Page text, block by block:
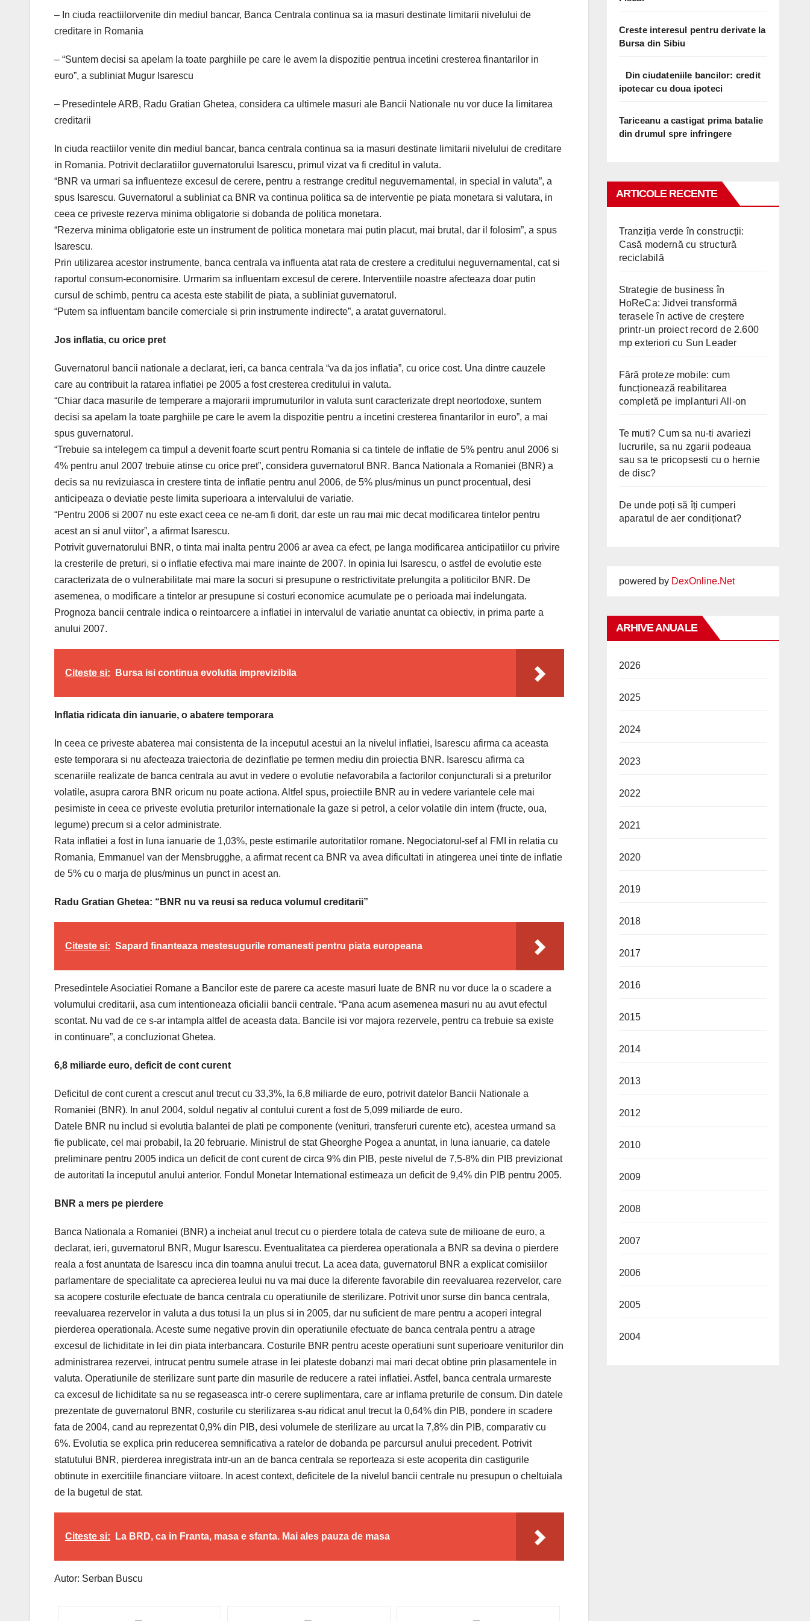
– In ciuda reactiilorvenite din mediul bancar, Banca Centrala continua sa ia masuri destinate limitarii nivelului de
creditare in Romania
– “Suntem decisi sa apelam la toate parghiile pe care le avem la dispozitie pentrua incetini cresterea finantarilor in
euro”, a subliniat Mugur Isarescu
– Presedintele ARB, Radu Gratian Ghetea, considera ca ultimele masuri ale Bancii Nationale nu vor duce la limitarea
creditarii
In ciuda reactiilor venite din mediul bancar, banca centrala continua sa ia masuri destinate limitarii nivelului de creditare
in Romania. Potrivit declaratiilor guvernatorului Isarescu, primul vizat va fi creditul in valuta.
“BNR va urmari sa influenteze excesul de cerere, pentru a restrange creditul neguvernamental, in special in valuta”, a
spus Isarescu. Guvernatorul a subliniat ca BNR va continua politica sa de interventie pe piata monetara si valutara, in
ceea ce priveste rezerva minima obligatorie si dobanda de politica monetara.
“Rezerva minima obligatorie este un instrument de politica monetara mai putin placut, mai brutal, dar il folosim”, a spus
Isarescu.
Prin utilizarea acestor instrumente, banca centrala va influenta atat rata de crestere a creditului neguvernamental, cat si
raportul consum-economisire. Urmarim sa influentam excesul de cerere. Interventiile noastre afecteaza doar putin
cursul de schimb, pentru ca acesta este stabilit de piata, a subliniat guvernatorul.
“Putem sa influentam bancile comerciale si prin instrumente indirecte”, a aratat guvernatorul.
Jos inflatia, cu orice pret
Guvernatorul bancii nationale a declarat, ieri, ca banca centrala “va da jos inflatia”, cu orice cost. Una dintre cauzele
care au contribuit la ratarea inflatiei pe 2005 a fost cresterea creditului in valuta.
“Chiar daca masurile de temperare a majorarii imprumuturilor in valuta sunt caracterizate drept neortodoxe, suntem
decisi sa apelam la toate parghiile pe care le avem la dispozitie pentru a incetini cresterea finantarilor in euro”, a mai
spus guvernatorul.
“Trebuie sa intelegem ca timpul a devenit foarte scurt pentru Romania si ca tintele de inflatie de 5% pentru anul 2006 si
4% pentru anul 2007 trebuie atinse cu orice pret”, considera guvernatorul BNR. Banca Nationala a Romaniei (BNR) a
decis sa nu revizuiasca in crestere tinta de inflatie pentru anul 2006, de 5% plus/minus un punct procentual, desi
anticipeaza o deviatie peste limita superioara a intervalului de variatie.
“Pentru 2006 si 2007 nu este exact ceea ce ne-am fi dorit, dar este un rau mai mic decat modificarea tintelor pentru
acest an si anul viitor”, a afirmat Isarescu.
Potrivit guvernatorului BNR, o tinta mai inalta pentru 2006 ar avea ca efect, pe langa modificarea anticipatiilor cu privire
la cresterile de preturi, si o inflatie efectiva mai mare inainte de 2007. In opinia lui Isarescu, o astfel de evolutie este
caracterizata de o vulnerabilitate mai mare la socuri si presupune o restrictivitate prelungita a politicilor BNR. De
asemenea, o modificare a tintelor ar presupune si costuri economice acumulate pe o perioada mai indelungata.
Prognoza bancii centrale indica o reintoarcere a inflatiei in intervalul de variatie anuntat ca obiectiv, in prima parte a
anului 2007.
Citeste si: Bursa isi continua evolutia imprevizibila
Inflatia ridicata din ianuarie, o abatere temporara
In ceea ce priveste abaterea mai consistenta de la inceputul acestui an la nivelul inflatiei, Isarescu afirma ca aceasta
este temporara si nu afecteaza traiectoria de dezinflatie pe termen mediu din proiectia BNR. Isarescu afirma ca
scenariile realizate de banca centrala au avut in vedere o evolutie nefavorabila a factorilor conjuncturali si a preturilor
volatile, asupra carora BNR oricum nu poate actiona. Altfel spus, proiectiile BNR au in vedere variantele cele mai
pesimiste in ceea ce priveste evolutia preturilor internationale la gaze si petrol, a celor volatile din intern (fructe, oua,
legume) precum si a celor administrate.
Rata inflatiei a fost in luna ianuarie de 1,03%, peste estimarile autoritatilor romane. Negociatorul-sef al FMI in relatia cu
Romania, Emmanuel van der Mensbrugghe, a afirmat recent ca BNR va avea dificultati in atingerea unei tinte de inflatie
de 5% cu o marja de plus/minus un punct in acest an.
Radu Gratian Ghetea: “BNR nu va reusi sa reduca volumul creditarii”
Citeste si: Sapard finanteaza mestesugurile romanesti pentru piata europeana
Presedintele Asociatiei Romane a Bancilor este de parere ca aceste masuri luate de BNR nu vor duce la o scadere a
volumului creditarii, asa cum intentioneaza oficialii bancii centrale. “Pana acum asemenea masuri nu au avut efectul
scontat. Nu vad de ce s-ar intampla altfel de aceasta data. Bancile isi vor majora rezervele, pentru ca trebuie sa existe
in continuare”, a concluzionat Ghetea.
6,8 miliarde euro, deficit de cont curent
Deficitul de cont curent a crescut anul trecut cu 33,3%, la 6,8 miliarde de euro, potrivit datelor Bancii Nationale a
Romaniei (BNR). In anul 2004, soldul negativ al contului curent a fost de 5,099 miliarde de euro.
Datele BNR nu includ si evolutia balantei de plati pe componente (venituri, transferuri curente etc), acestea urmand sa
fie publicate, cel mai probabil, la 20 februarie. Ministrul de stat Gheorghe Pogea a anuntat, in luna ianuarie, ca datele
preliminare pentru 2005 indica un deficit de cont curent de circa 9% din PIB, peste nivelul de 7,5-8% din PIB previzionat
de autoritati la inceputul anului anterior. Fondul Monetar International estimeaza un deficit de 9,4% din PIB pentru 2005.
BNR a mers pe pierdere
Banca Nationala a Romaniei (BNR) a incheiat anul trecut cu o pierdere totala de cateva sute de milioane de euro, a
declarat, ieri, guvernatorul BNR, Mugur Isarescu. Eventualitatea ca pierderea operationala a BNR sa devina o pierdere
reala a fost anuntata de Isarescu inca din toamna anului trecut. La acea data, guvernatorul BNR a explicat comisiilor
parlamentare de specialitate ca aprecierea leului nu va mai duce la diferente favorabile din reevaluarea rezervelor, care
sa acopere costurile efectuate de banca centrala cu operatiunile de sterilizare. Potrivit unor surse din banca centrala,
reevaluarea rezervelor in valuta a dus totusi la un plus si in 2005, dar nu suficient de mare pentru a acoperi integral
pierderea operationala. Aceste sume negative provin din operatiunile efectuate de banca centrala pentru a atrage
excesul de lichiditate in lei din piata interbancara. Costurile BNR pentru aceste operatiuni sunt superioare veniturilor din
administrarea rezervei, intrucat pentru sumele atrase in lei plateste dobanzi mai mari decat obtine prin plasamentele in
valuta. Operatiunile de sterilizare sunt parte din masurile de reducere a ratei inflatiei. Astfel, banca centrala urmareste
ca excesul de lichiditate sa nu se regaseasca intr-o cerere suplimentara, care ar inflama preturile de consum. Din datele
prezentate de guvernatorul BNR, costurile cu sterilizarea s-au ridicat anul trecut la 0,64% din PIB, pondere in scadere
fata de 2004, cand au reprezentat 0,9% din PIB, desi volumele de sterilizare au urcat la 7,8% din PIB, comparativ cu
6%. Evolutia se explica prin reducerea semnificativa a ratelor de dobanda pe parcursul anului precedent. Potrivit
statutului BNR, pierderea inregistrata intr-un an de banca centrala se reporteaza si este acoperita din castigurile
obtinute in exercitiile financiare viitoare. In acest context, deficitele de la nivelul bancii centrale nu presupun o cheltuiala
de la bugetul de stat.
Citeste si: La BRD, ca in Franta, masa e sfanta. Mai ales pauza de masa
Autor: Serban Buscu
Creste interesul pentru derivate la
Bursa din Sibiu
Din ciudateniile bancilor: credit
ipotecar cu doua ipoteci
Tariceanu a castigat prima batalie
din drumul spre infringere
ARTICOLE RECENTE
Tranziția verde în construcții:
Casă modernă cu structură
reciclabilă
Strategie de business în
HoReCa: Jidvei transformă
terasele în active de creștere
printr-un proiect record de 2.600
mp exteriori cu Sun Leader
Fără proteze mobile: cum
funcționează reabilitarea
completă pe implanturi All-on
Te muti? Cum sa nu-ti avariezi
lucrurile, sa nu zgarii podeaua
sau sa te pricopsesti cu o hernie
de disc?
De unde poți să îți cumperi
aparatul de aer condiționat?
powered by DexOnline.Net
ARHIVE ANUALE
2026
2025
2024
2023
2022
2021
2020
2019
2018
2017
2016
2015
2014
2013
2012
2010
2009
2008
2007
2006
2005
2004